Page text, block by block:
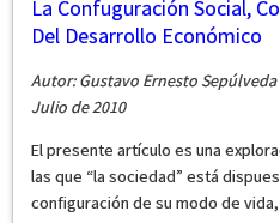
La Confuguración Social,
Del Desarrollo Económico
Autor: Gustavo Ernesto Sepúlveda
Julio de 2010
El presente artículo es una
las que “la sociedad” está
configuración de su modo de